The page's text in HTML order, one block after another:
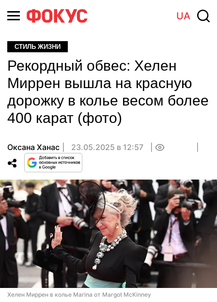
UA
СТИЛЬ ЖИЗНИ
Рекордный обвес: Хелен
Миррен вышла на красную
дорожку в колье весом более
400 карат (фото)
Оксана Ханас 23.05.2025 в 12:57
Хелен Миррен в колье Marina от Margot McKinney